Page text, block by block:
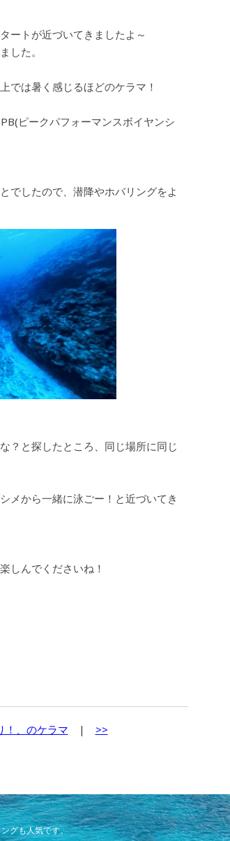
ートが近づいてきましたよ～
した。
では暑く感じるほどのケラマ！
ピークパフォーマンスボイヤンシ
でしたので、潜降やホバリングをよ
？と探したところ、同じ場所に同じ
メから一緒に泳ごー！と近づいてき
しんでくださいね！
！、のケラマ | >>
グも人気です。